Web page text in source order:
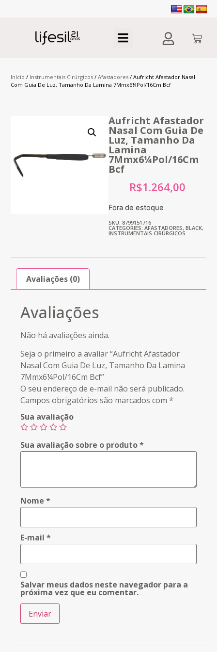
Início / Instrumentais Cirúrgicos /Afastadores / Aufricht Afastador Nasal
Com Guia De Luz, Tamanho Da Lamina 7Mmx6¼Pol/16Cm Bcf
Aufricht Afastador
Nasal Com Guia De
Luz, Tamanho Da
Lamina
7Mmx6¼Pol/16Cm
Bcf
R$1.264,00
Fora de estoque
SKU: 8799151716
CATEGORIES: AFASTADORES, BLACK,
INSTRUMENTAIS CIRÚRGICOS
Avaliações (0)
Avaliações
Não há avaliações ainda.
Seja o primeiro a avaliar “Aufricht Afastador
Nasal Com Guia De Luz, Tamanho Da Lamina
7Mmx6¼Pol/16Cm Bcf”
O seu endereço de e-mail não será publicado.
Campos obrigatórios são marcados com*
Sua avaliação
Sua avaliação sobre o produto*
Nome*
E-mail*
Salvar meus dados neste navegador para a
próxima vez que eu comentar.